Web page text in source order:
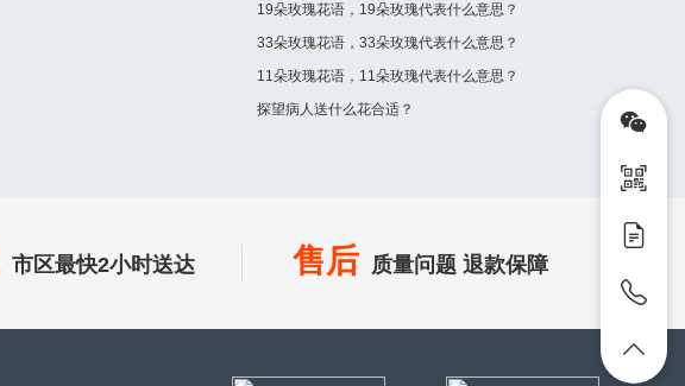
19朵玫瑰花语，19朵玫瑰代表什么意思？
33朵玫瑰花语，33朵玫瑰代表什么意思？
11朵玫瑰花语，11朵玫瑰代表什么意思？
探望病人送什么花合适？
市区最快2小时送达 售后 质量问题 退款保障